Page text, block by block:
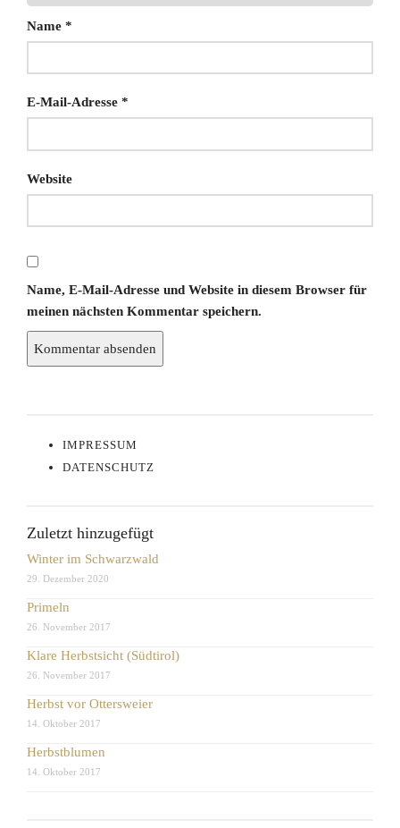
Name *
E-Mail-Adresse *
Website
Name, E-Mail-Adresse und Website in diesem Browser für
meinen nächsten Kommentar speichern.
IMPRESSUM
DATENSCHUTZ
Zuletzt hinzugefügt
Winter im Schwarzwald
29. Dezember 2020
Primeln
26. November 2017
Klare Herbstsicht (Südtirol)
26. November 2017
Herbst vor Ottersweier
14. Oktober 2017
Herbstblumen
14. Oktober 2017